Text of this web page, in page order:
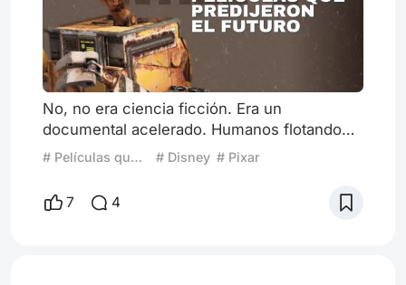
No, no era ciencia ficción. Era un
documental acelerado. Humanos flotando
en pantallas son el futuro que ya llegó.
¿Cuántas horas pasas en TikTok? ¿Mirando
Reels en Instagram? Tantos años después,
su visión resulta inquietantemente precisa.
# Películas que predijeron el futuro # Disney # Pixar
7 4